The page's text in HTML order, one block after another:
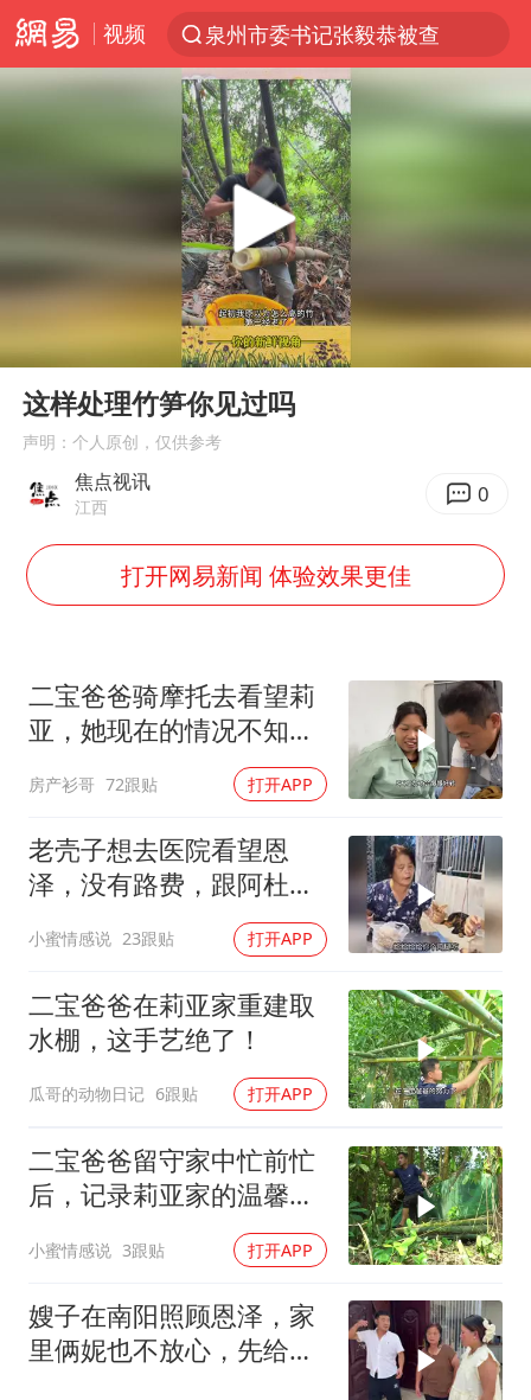
视频
泉州市委书记张毅恭被查
台风白海豚已进入24小时警戒线
中国女篮70-67险胜尼日利亚女篮
出口禁令驱动有色板块大涨
百花奖开幕式
美股存储板块集体大跌
胡彦斌获《歌手2026》歌王
“今天得有40℃了吧 为啥还不预警”
夯实基础开新局
Play
这样处理竹笋你见过吗
声明：个人原创，仅供参考
焦点视讯
江西 0
打开网易新闻 体验效果更佳
二宝爸爸骑摩托去看望莉
亚，她现在的情况不知道
房产衫哥 72跟贴 打开APP
老壳子想去医院看望恩
泽，没有路费，跟阿杜要
小蜜情感说 23跟贴 打开APP
二宝爸爸在莉亚家重建取
水棚，这手艺绝了！
瓜哥的动物日记 6跟贴 打开APP
二宝爸爸留守家中忙前忙
后，记录莉亚家的温馨日
小蜜情感说 3跟贴 打开APP
嫂子在南阳照顾恩泽，家
里俩妮也不放心，先给她